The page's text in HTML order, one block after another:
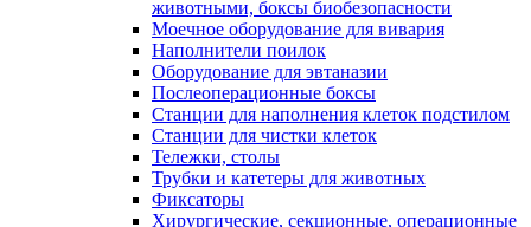
животными, боксы биобезопасности
Моечное оборудование для вивария
Наполнители поилок
Оборудование для эвтаназии
Послеоперационные боксы
Станции для наполнения клеток подстилом
Станции для чистки клеток
Тележки, столы
Трубки и катетеры для животных
Фиксаторы
Хирургические, секционные, операционные